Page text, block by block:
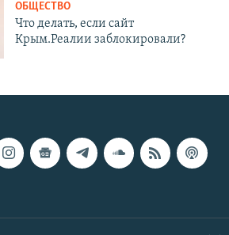
ОБЩЕСТВО
Что делать, если сайт
Крым.Реалии заблокировали?